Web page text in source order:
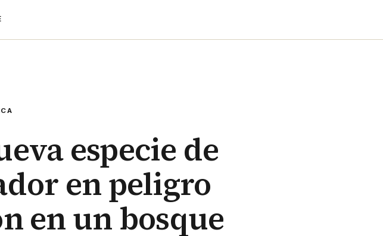
especie de
en peligro
en un bosque